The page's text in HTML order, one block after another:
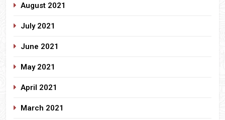
August 2021
July 2021
June 2021
May 2021
April 2021
March 2021